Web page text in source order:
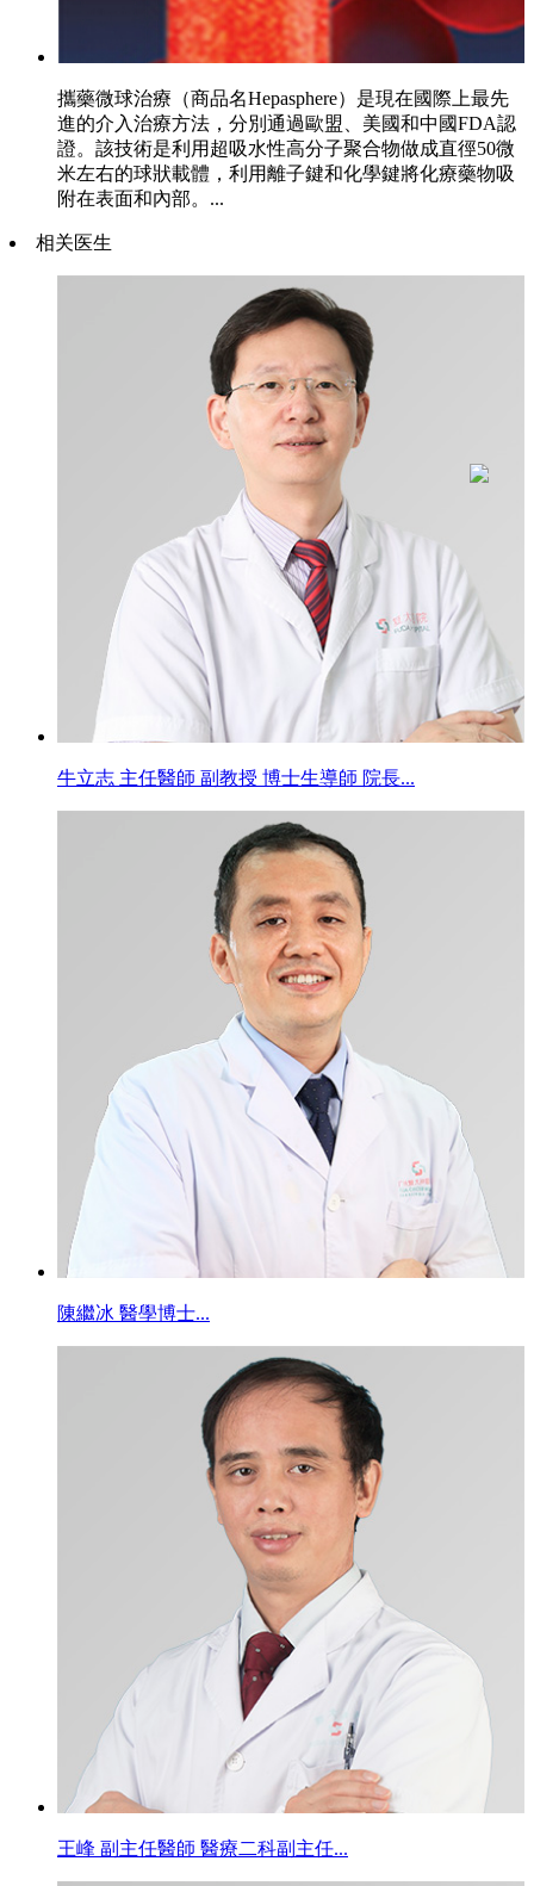
攜藥微球治療（商品名Hepasphere）是現在國際上最先
進的介入治療方法，分別通過歐盟、美國和中國FDA認
證。該技術是利用超吸水性高分子聚合物做成直徑50微
米左右的球狀載體，利用離子鍵和化學鍵將化療藥物吸
附在表面和內部。...
相关医生
牛立志 主任醫師 副教授 博士生導師 院長...
陳繼冰 醫學博士...
王峰 副主任醫師 醫療二科副主任...